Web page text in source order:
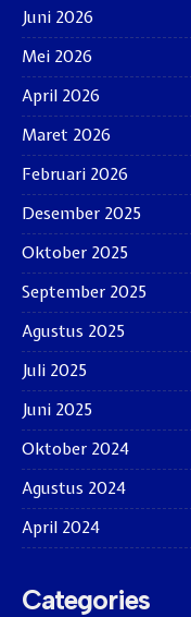
Juni 2026
Mei 2026
April 2026
Maret 2026
Februari 2026
Desember 2025
Oktober 2025
September 2025
Agustus 2025
Juli 2025
Juni 2025
Oktober 2024
Agustus 2024
April 2024
Categories